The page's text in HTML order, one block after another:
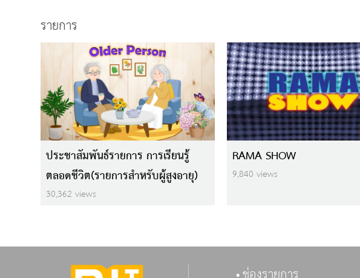
รายการ
ประชาสัมพันธ์รายการ การเรียนรู้
ตลอดชีวิต(รายการสำหรับผู้สูงอายุ)
30,362 views
RAMA SHOW
9,840 views